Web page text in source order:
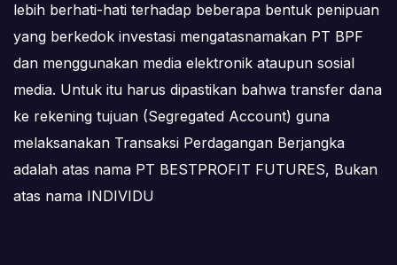
lebih berhati-hati terhadap beberapa bentuk penipuan
yang berkedok investasi mengatasnamakan PT BPF
dan menggunakan media elektronik ataupun sosial
media. Untuk itu harus dipastikan bahwa transfer dana
ke rekening tujuan (Segregated Account) guna
melaksanakan Transaksi Perdagangan Berjangka
adalah atas nama PT BESTPROFIT FUTURES, Bukan
atas nama INDIVIDU